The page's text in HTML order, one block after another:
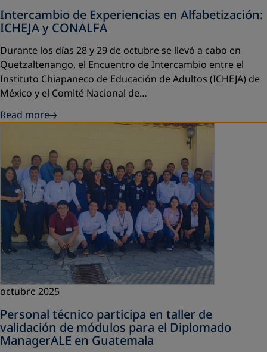
Intercambio de Experiencias en Alfabetización:
ICHEJA y CONALFA
Durante los días 28 y 29 de octubre se llevó a cabo en
Quetzaltenango, el Encuentro de Intercambio entre el
Instituto Chiapaneco de Educación de Adultos (ICHEJA) de
México y el Comité Nacional de…
Read more
octubre 2025
Personal técnico participa en taller de
validación de módulos para el Diplomado
ManagerALE en Guatemala